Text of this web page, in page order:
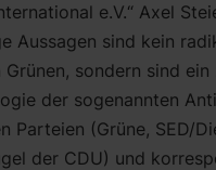
e.V.“ Axel
Aussagen sind kein
sondern sind ein
der sogenannten
Parteien (Grüne, SED/
der CDU) und